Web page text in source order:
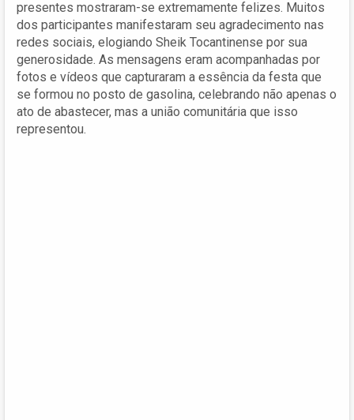
presentes mostraram-se extremamente felizes. Muitos
dos participantes manifestaram seu agradecimento nas
redes sociais, elogiando Sheik Tocantinense por sua
generosidade. As mensagens eram acompanhadas por
fotos e vídeos que capturaram a essência da festa que
se formou no posto de gasolina, celebrando não apenas o
ato de abastecer, mas a união comunitária que isso
representou.